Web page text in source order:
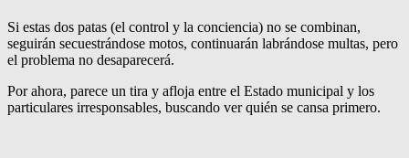
Si estas dos patas (el control y la conciencia) no se combinan,
seguirán secuestrándose motos, continuarán labrándose multas, pero
el problema no desaparecerá.
Por ahora, parece un tira y afloja entre el Estado municipal y los
particulares irresponsables, buscando ver quién se cansa primero.